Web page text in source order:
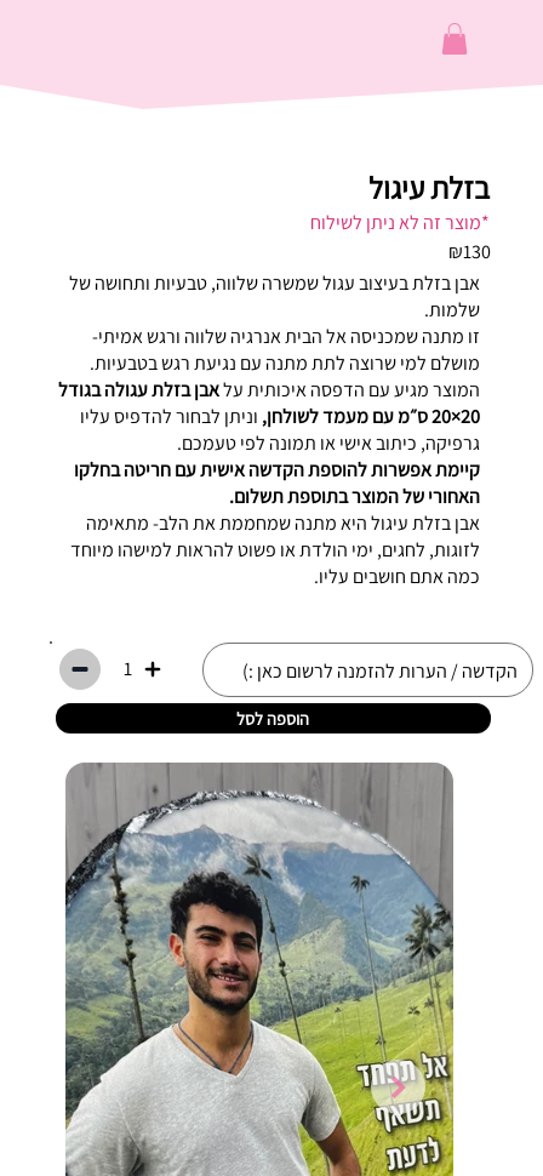
בזלת עיגול
*מוצר זה לא ניתן לשילוח
₪130
אבן בזלת בעיצוב עגול שמשרה שלווה, טבעיות ותחושה של
שלמות.
זו מתנה שמכניסה אל הבית אנרגיה שלווה ורגש אמיתי-
מושלם למי שרוצה לתת מתנה עם נגיעת רגש בטבעיות.
המוצר מגיע עם הדפסה איכותית עלאבן בזלת עגולה בגודל
20×20 ס״מ עם מעמד לשולחן,
וניתן לבחור להדפיס עליו
גרפיקה, כיתוב אישי או תמונה לפי טעמכם.
קיימת אפשרות להוספת הקדשה אישית עם חריטה בחלקו
האחורי של המוצר בתוספת תשלום.
אבן בזלת עיגול היא מתנה שמחממת את הלב- מתאימה
לזוגות, לחגים, ימי הולדת או פשוט להראות למישהו מיוחד
כמה אתם חושבים עליו.
1
הוספה לסל